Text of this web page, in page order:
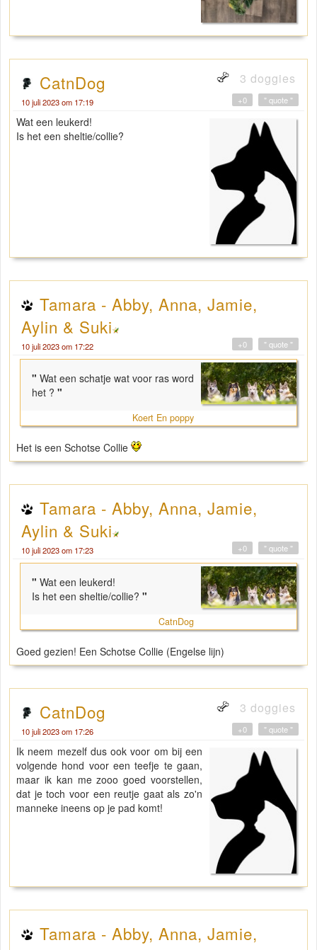
CatnDog 3 doggies
10 juli 2023 om 17:19 " quote "
+0
Wat een leukerd!
Is het een sheltie/collie?
Tamara - Abby, Anna, Jamie,
Aylin & Suki
10 juli 2023 om 17:22 " quote "
+0
"Wat een schatje wat voor ras word
het ? "
Koert En poppy
Het is een Schotse Collie
Tamara - Abby, Anna, Jamie,
Aylin & Suki
10 juli 2023 om 17:23 " quote "
+0
" Wat een leukerd!
Is het een sheltie/collie? "
CatnDog
Goed gezien! Een Schotse Collie (Engelse lijn)
CatnDog 3 doggies
10 juli 2023 om 17:26 " quote "
+0
Ik neem mezelf dus ook voor om bij een
volgende hond voor een teefje te gaan,
maar ik kan me zooo goed voorstellen,
dat je toch voor een reutje gaat als zo'n
manneke ineens op je pad komt!
Tamara - Abby, Anna, Jamie,